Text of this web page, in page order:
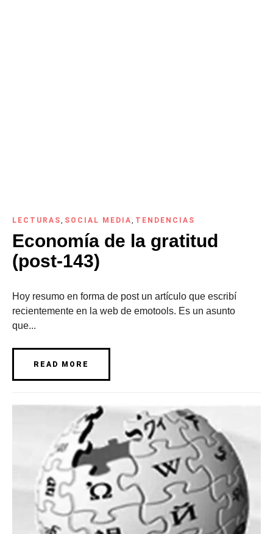
LECTURAS, SOCIAL MEDIA, TENDENCIAS
Economía de la gratitud
(post-143)
Hoy resumo en forma de post un artículo que escribí
recientemente en la web de emotools. Es un asunto
que...
READ MORE